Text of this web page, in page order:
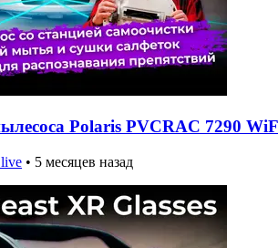
Polaris PVCRAC 7290
• 5 месяцев назад